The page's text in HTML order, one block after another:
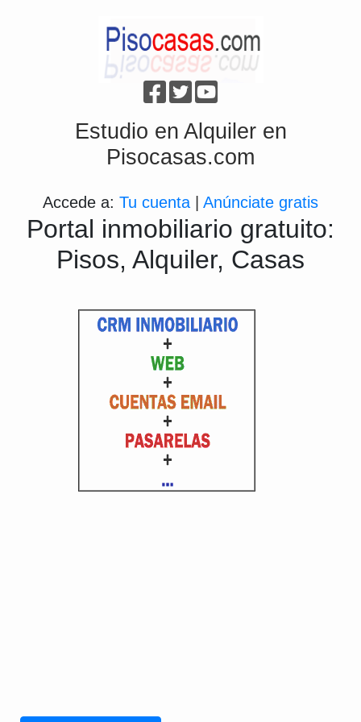
Estudio en Alquiler en
Pisocasas.com
Accede a: Tu cuenta Anúnciate gratis
Portal inmobiliario gratuito:
Pisos, Alquiler, Casas